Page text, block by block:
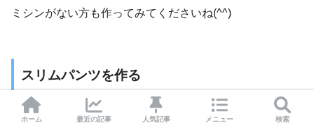
ミシンがない方も作ってみてくださいね(^^)
スリムパンツを作る
下の記事を参考に、スリムパンツを作ります。
３の（８）
ホーム 最近の記事 人気記事 メニュー 検索